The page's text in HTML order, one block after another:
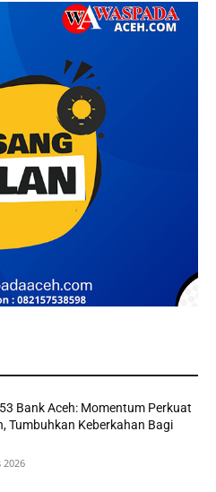
Bank Aceh: Momentum Perkuat
Tumbuhkan Keberkahan Bagi
2026